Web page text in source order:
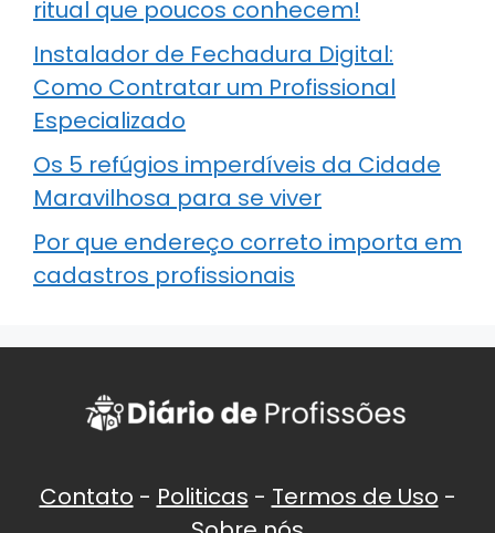
ritual que poucos conhecem!
Instalador de Fechadura Digital:
Como Contratar um Profissional
Especializado
Os 5 refúgios imperdíveis da Cidade
Maravilhosa para se viver
Por que endereço correto importa em
cadastros profissionais
Contato - Politicas - Termos de Uso -